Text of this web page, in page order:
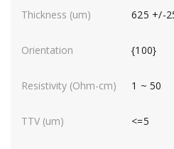
625 +/-
{100}
1 ~ 50
<=5